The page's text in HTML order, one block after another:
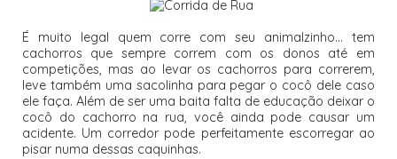
É muito legal quem corre com seu animalzinho... tem
cachorros que sempre correm com os donos até em
competições, mas ao levar os cachorros para correrem,
leve também uma sacolinha para pegar o cocô dele caso
ele faça. Além de ser uma baita falta de educação deixar o
cocô do cachorro na rua, você ainda pode causar um
acidente. Um corredor pode perfeitamente escorregar ao
pisar numa dessas caquinhas.